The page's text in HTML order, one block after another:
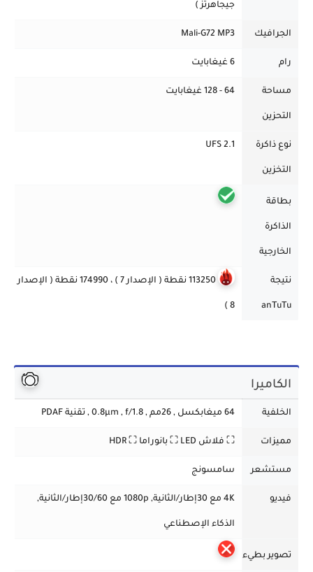
جيجاهرتز )
الجرافيك Mali-G72 MP3
رام 6 غيغابايت
مساحة
التحزين
64 - 128 غيغابايت
نوع ذاكرة
التخزين
UFS 2.1
بطاقة
الذاكرة
الخارجية
نتيجة
anTuTu
113250 نقطة ( الإصدار 7 ) ، 174990 نقطة ( الإصدار
8 )
الكاميرا
الخلفية 64 ميغابكسل , 26مم , 0.8µm , f/1.8 , تقنية PDAF
مميزات ⛶ فلاش LED ⛶ بانوراما ⛶ HDR
مستشعر سامسونج
فيديو 4K مع 30إطار/الثانية, 1080p مع 30/60إطار/الثانية,
الذكاء الإصطناعي
تصوير بطيء